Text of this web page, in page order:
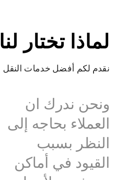
لماذا تختار لنا
نقدم لكم أفضل خدمات النقل
ونحن ندرك ان
العملاء بحاجه إلى
النظر بسبب
القيود في أماكن